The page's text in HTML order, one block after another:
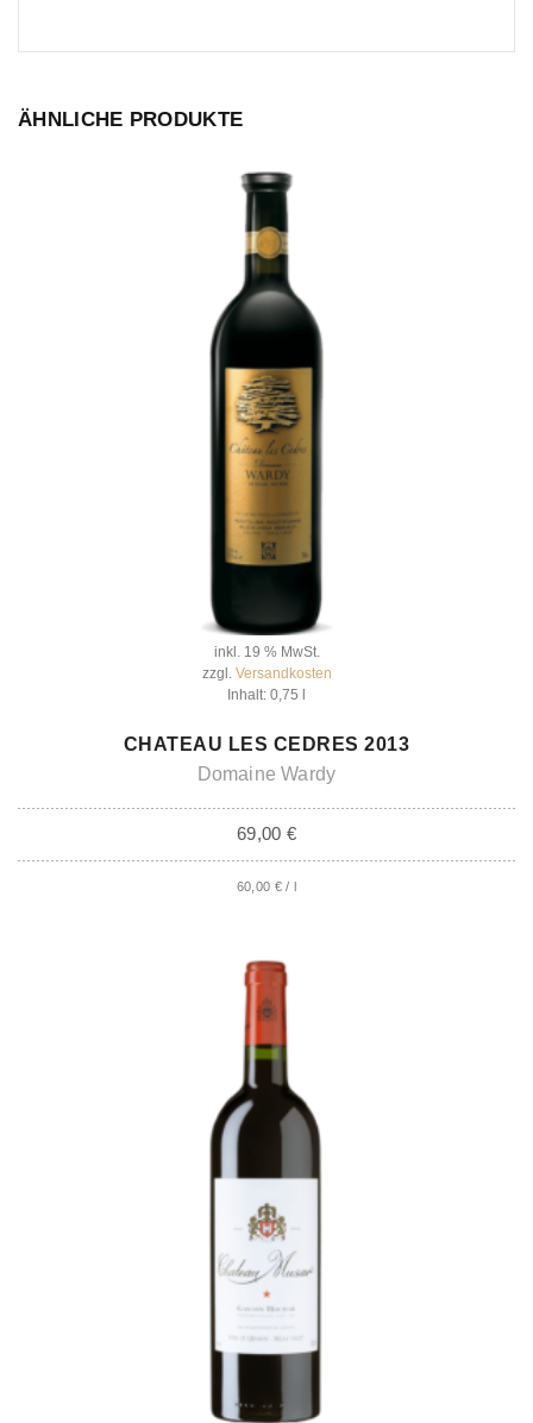
ÄHNLICHE PRODUKTE
inkl. 19 % MwSt.
zzgl. Versandkosten
Inhalt: 0,75
IN DEN WARENKORB
CHATEAU LES CEDRES 2013
Domaine Wardy
69,00 €
60,00 €/